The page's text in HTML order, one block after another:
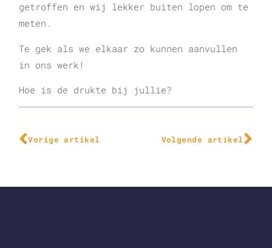
getroffen en wij lekker buiten lopen om te
meten.
Te gek als we elkaar zo kunnen aanvullen
in ons werk!
Hoe is de drukte bij jullie?
Vorige artikel Volgende artikel